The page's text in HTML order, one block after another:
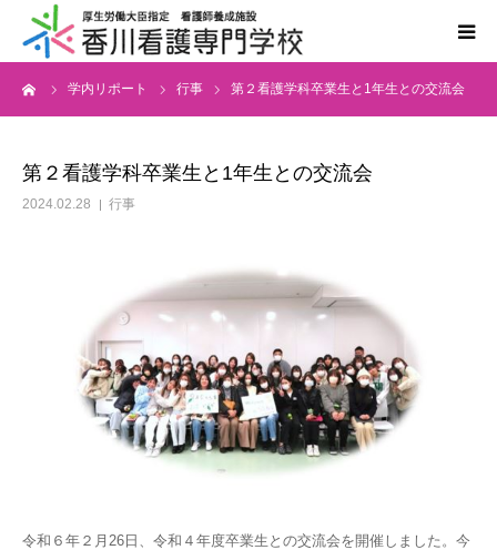
学内リポート 行事 第２看護学科卒業生と1年生との交流会
第２看護学科卒業生と1年生との交流会
2024.02.28 行事
令和６年２月26日、令和４年度卒業生との交流会を開催しました。今
学校案内
国家試験・進路
情報公開
同窓会